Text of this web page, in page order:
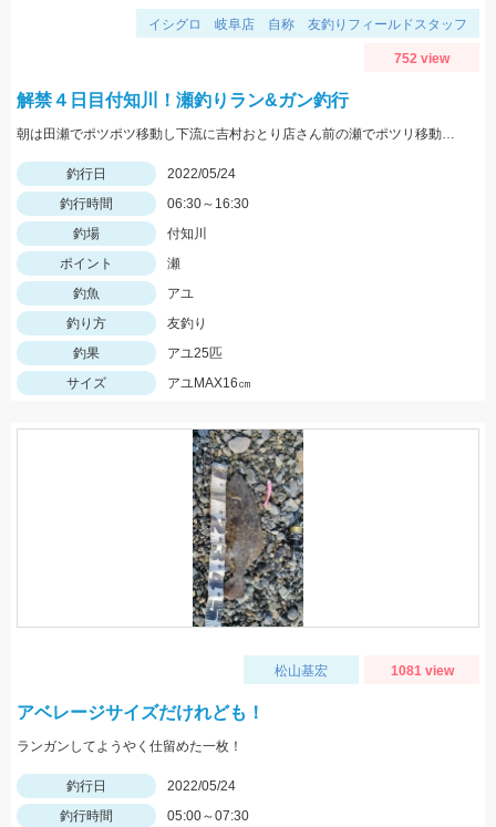
イシグロ 岐阜店 自称 友釣りフィールドスタッフ
752 view
解禁４日目付知川！瀬釣りラン&ガン釣行
朝は田瀬でポツポツ移動し下流に吉村おとり店さん前の瀬でポツリ移動し上流いなりはし下流の瀬の中でポツポツσ(^_^;)
釣行日
2022/05/24
釣行時間
06:30～16:30
釣場
付知川
ポイント
瀬
釣魚
アユ
釣り方
友釣り
釣果
アユ25匹
サイズ
アユMAX16㎝
松山基宏 1081 view
アベレージサイズだけれども！
ランガンしてようやく仕留めた一枚！
釣行日
2022/05/24
釣行時間
05:00～07:30